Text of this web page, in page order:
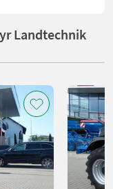
Landtechnik